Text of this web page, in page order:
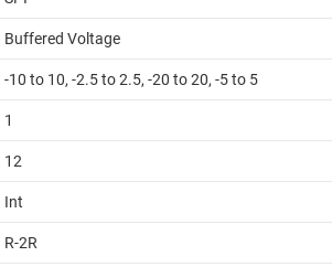
Buffered Voltage
-10 to 10, -2.5 to 2.5, -20 to 20, -5 to 5
1
12
Int
R-2R